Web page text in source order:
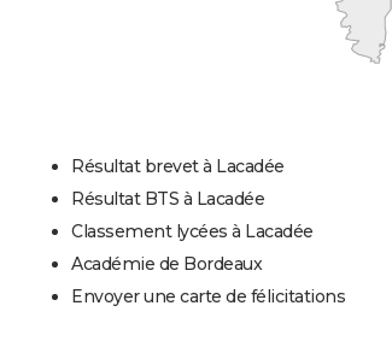
Résultat brevet à Lacadée
Résultat BTS à Lacadée
Classement lycées à Lacadée
Académie de Bordeaux
Envoyer une carte de félicitations